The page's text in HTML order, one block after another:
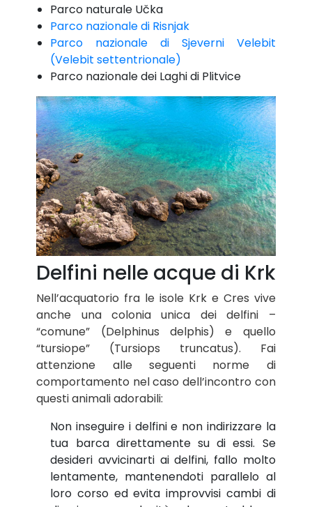
Parco naturale Učka
Parco nazionale di Risnjak
Parco nazionale di Sjeverni Velebit
(Velebit settentrionale)
Parco nazionale dei Laghi di Plitvice
Delfini nelle acque di Krk
Nell’acquatorio fra le isole Krk e Cres vive
anche una colonia unica dei delfini –
“comune” (Delphinus delphis) e quello
“tursiope” (Tursiops truncatus). Fai
attenzione alle seguenti norme di
comportamento nel caso dell’incontro con
questi animali adorabili:
Non inseguire i delfini e non indirizzare la
tua barca direttamente su di essi. Se
desideri avvicinarti ai delfini, fallo molto
lentamente, mantenendoti parallelo al
loro corso ed evita improvvisi cambi di